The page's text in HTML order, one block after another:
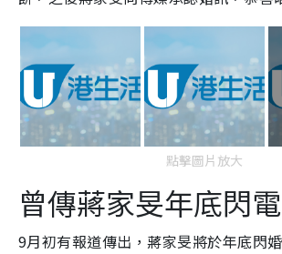
點擊圖片放大
曾傳蔣家旻年底閃
9月初有報道傳出，蔣家旻將於年底閃